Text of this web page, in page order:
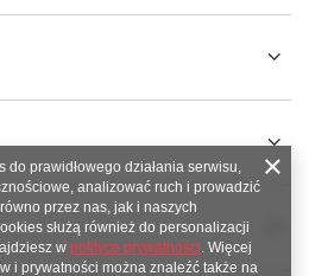
do prawidłowego działania serwisu,
analizować ruch i prowadzić
przez nas, jak i naszych
służą również do personalizacji
w polityce prywatności. Więcej
i prywatności można znaleźć także na